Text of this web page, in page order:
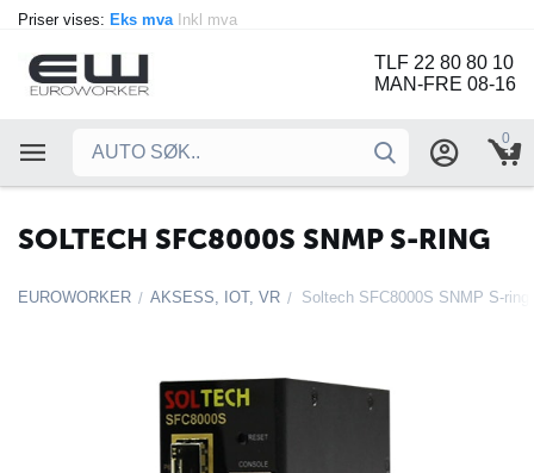
Priser vises: Eks mva Inkl mva
TLF 22 80 80 10
MAN-FRE 08-16
0
SOLTECH SFC8000S SNMP S-RING
EUROWORKER / AKSESS, IOT, VR / Soltech SFC8000S SNMP S-ring